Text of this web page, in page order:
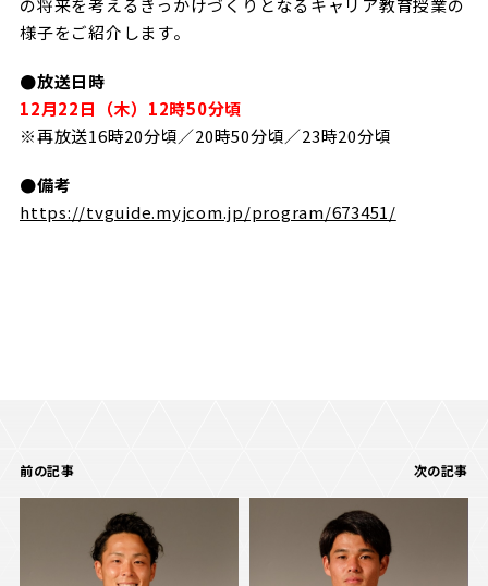
の将来を考えるきっかけづくりとなるキャリア教育授業の
様子をご紹介します。
●放送日時
12月22日（木）12時50分頃
※再放送16時20分頃／20時50分頃／23時20分頃
●備考
https://tvguide.myjcom.jp/program/673451/
前の記事 次の記事